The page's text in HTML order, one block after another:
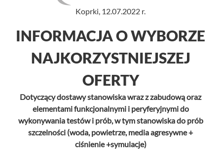
O nas +
Koprki, 12.07.2022 r.
INFORMACJA O WYBORZE
NAJKORZYSTNIEJSZEJ
OFERTY
Dotyczący dostawy stanowiska wraz z zabudową oraz
elementami funkcjonalnymi i peryferyjnymi do
wykonywania testów i prób, w tym stanowiska do prób
szczelności (woda, powietrze, media agresywne +
ciśnienie +symulacje)